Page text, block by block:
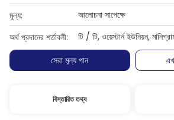
মূল্য:
আলোচনা সাপেক্ষে
অর্থ প্রদানের শর্তাবলী:
টি / টি, ওয়েস্টার্ন ইউনিয়ন,
সেরা মূল্য পান
বিস্তারিত তথ্য